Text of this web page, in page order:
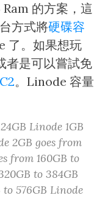
的方案，這
方式將硬碟容
了。如果想玩
者是可以嘗試免
。Linode 容量
Linode 1GB
2GB goes from
from 160GB to
to 384GB
to 576GB Linode